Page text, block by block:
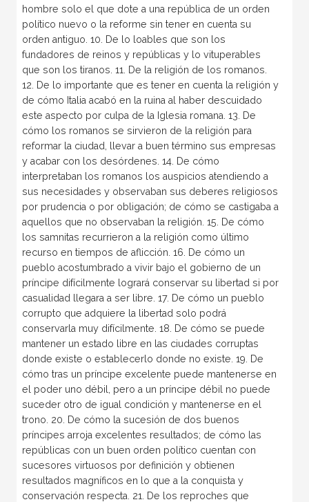
hombre solo el que dote a una república de un orden
político nuevo o la reforme sin tener en cuenta su
orden antiguo. 10. De lo loables que son los
fundadores de reinos y repúblicas y lo vituperables
que son los tiranos. 11. De la religión de los romanos.
12. De lo importante que es tener en cuenta la religión y
de cómo Italia acabó en la ruina al haber descuidado
este aspecto por culpa de la Iglesia romana. 13. De
cómo los romanos se sirvieron de la religión para
reformar la ciudad, llevar a buen término sus empresas
y acabar con los desórdenes. 14. De cómo
interpretaban los romanos los auspicios atendiendo a
sus necesidades y observaban sus deberes religiosos
por prudencia o por obligación; de cómo se castigaba a
aquellos que no observaban la religión. 15. De cómo
los samnitas recurrieron a la religión como último
recurso en tiempos de aflicción. 16. De cómo un
pueblo acostumbrado a vivir bajo el gobierno de un
príncipe difícilmente logrará conservar su libertad si por
casualidad llegara a ser libre. 17. De cómo un pueblo
corrupto que adquiere la libertad solo podrá
conservarla muy difícilmente. 18. De cómo se puede
mantener un estado libre en las ciudades corruptas
donde existe o establecerlo donde no existe. 19. De
cómo tras un príncipe excelente puede mantenerse en
el poder uno débil, pero a un príncipe débil no puede
suceder otro de igual condición y mantenerse en el
trono. 20. De cómo la sucesión de dos buenos
príncipes arroja excelentes resultados; de cómo las
repúblicas con un buen orden político cuentan con
sucesores virtuosos por definición y obtienen
resultados magníficos en lo que a la conquista y
conservación respecta. 21. De los reproches que